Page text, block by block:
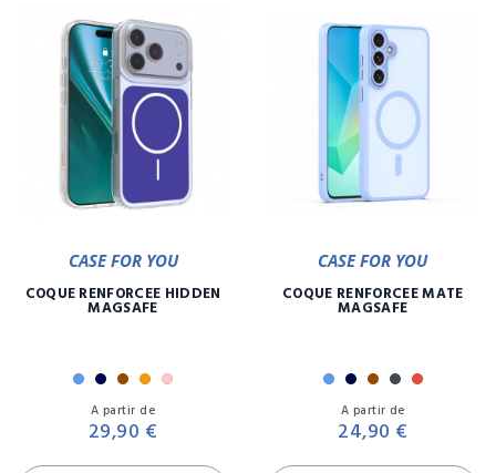
CASE FOR YOU
COQUE RENFORCÉE HIDDEN
MAGSAFE
BleuMarine
Marron
Orange
Rose
A partir de
29,90 €
CASE FOR YOU
COQUE RENFORCÉE MATE
MAGSAFE
BleuMarine
Marron
NoirRouge
A partir de
24,90 €